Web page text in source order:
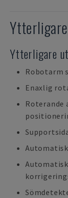
Ytterligare
Robotarm
Enaxlig
Roterande